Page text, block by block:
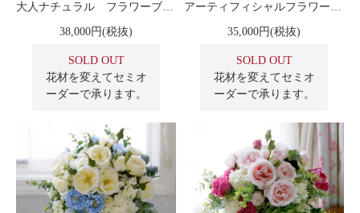
大人ナチュラル フラワーブーケ
38,000円(税抜)
SOLD OUT
花材を変えてセミオ
ーダーで承ります。
アーティフィシャルフラワーブーケ
35,000円(税抜)
SOLD OUT
花材を変えてセミオ
ーダーで承ります。